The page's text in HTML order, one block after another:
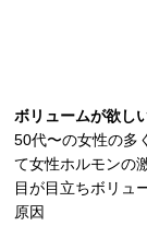
COUPON
GRAYHAIR
HAIRCARE
ボリュームが欲し
50代〜の女性の多
て女性ホルモンの
目が目立ちボリュ
原因